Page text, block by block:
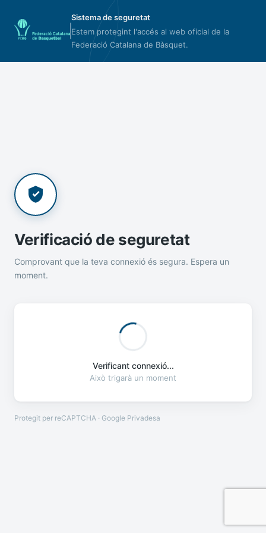
Sistema de seguretat
Estem protegint l'accés al web oficial de la
Federació Catalana de Bàsquet.
Verificació de seguretat
Comprovant que la teva connexió és segura. Espera un
moment.
Verificant connexió...
Això trigarà un moment
Protegit per reCAPTCHA · Google Privadesa